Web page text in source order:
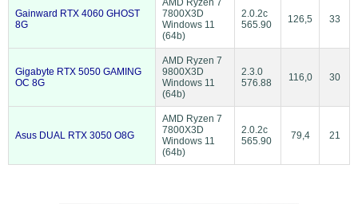
Gainward RTX 4060 GHOST
8G
AMD Ryzen 7
7800X3D
Windows 11
(64b)
2.0.2c
565.90
126,5 33
Gigabyte RTX 5050 GAMING
OC 8G
AMD Ryzen 7
9800X3D
Windows 11
(64b)
2.3.0
576.88
116,0 30
Asus DUAL RTX 3050 O8G
AMD Ryzen 7
7800X3D
Windows 11
(64b)
2.0.2c
565.90
79,4 21